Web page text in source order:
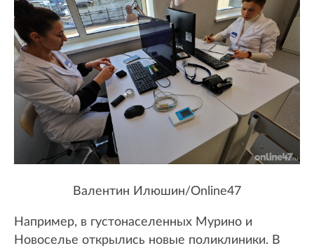
Валентин Илюшин/Online47
Например, в густонаселенных Мурино и
Новоселье открылись новые поликлиники. В